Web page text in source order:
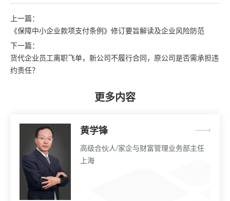
上一篇：
《保障中小企业款项支付条例》修订要旨解读及企业风险防范
下一篇：
货代企业员工离职飞单，新公司不履行合同，原公司是否需承担违
约责任？
更多内容
黄学锋
高级合伙人/家企与财富管理业务部主任
上海